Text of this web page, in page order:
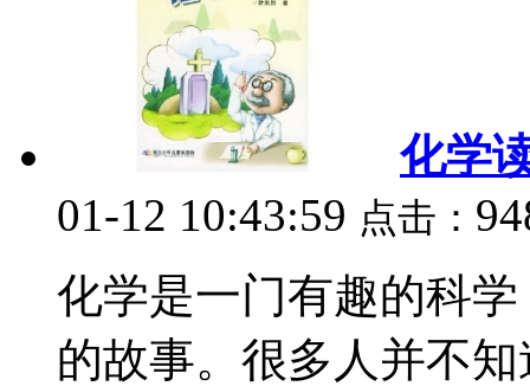
化学
01-12 10:43:59 点击：
化学是一门有趣的科
的故事。很多人并不